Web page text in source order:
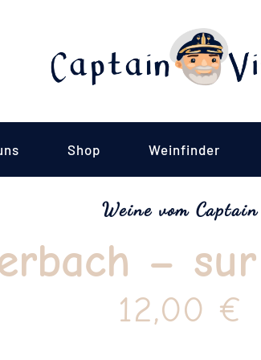
Shop Weinfinder
Weine vom Captain
–
12,00 €